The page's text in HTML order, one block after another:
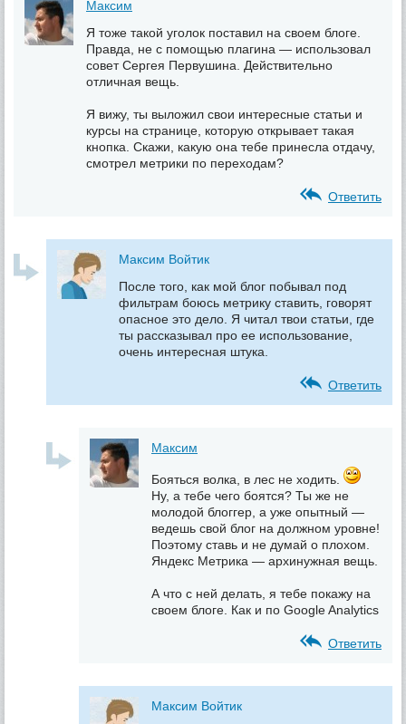
Максим
Я тоже такой уголок поставил на своем блоге.
Правда, не с помощью плагина — использовал
совет Сергея Первушина. Действительно
отличная вещь.
Я вижу, ты выложил свои интересные статьи и
курсы на странице, которую открывает такая
кнопка. Скажи, какую она тебе принесла отдачу,
смотрел метрики по переходам?
Ответить
Максим Войтик
После того, как мой блог побывал под
фильтрам боюсь метрику ставить, говорят
опасное это дело. Я читал твои статьи, где
ты рассказывал про ее использование,
очень интересная штука.
Ответить
Максим
Бояться волка, в лес не ходить.
Ну, а тебе чего боятся? Ты же не
молодой блоггер, а уже опытный —
ведешь свой блог на должном уровне!
Поэтому ставь и не думай о плохом.
Яндекс Метрика — архинужная вещь.
А что с ней делать, я тебе покажу на
своем блоге. Как и по Google Analytics
Ответить
Максим Войтик